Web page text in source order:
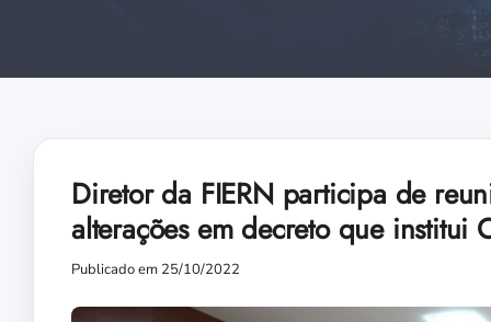
Diretor da FIERN participa de
alterações em decreto que institui
Publicado em 25/10/2022